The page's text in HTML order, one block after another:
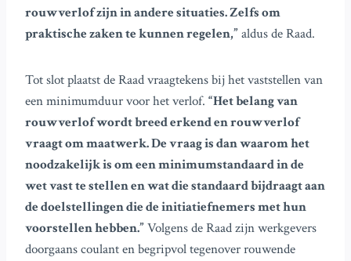
rouwverlof zijn in andere situaties. Zelfs om
praktische zaken te kunnen regelen,” aldus de Raad.
Tot slot plaatst de Raad vraagtekens bij het vaststellen van
een minimumduur voor het verlof. “Het belang van
rouwverlof wordt breed erkend en rouwverlof
vraagt om maatwerk. De vraag is dan waarom het
noodzakelijk is om een minimumstandaard in de
wet vast te stellen en wat die standaard bijdraagt aan
de doelstellingen die de initiatiefnemers met hun
voorstellen hebben.” Volgens de Raad zijn werkgevers
doorgaans coulant en begripvol tegenover rouwende